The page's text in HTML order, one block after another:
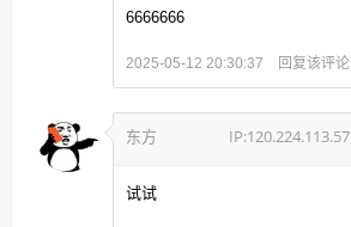
6666666
2025-05-12 20:30:37 回复该评论
东方 IP:120.224.113.57
试试